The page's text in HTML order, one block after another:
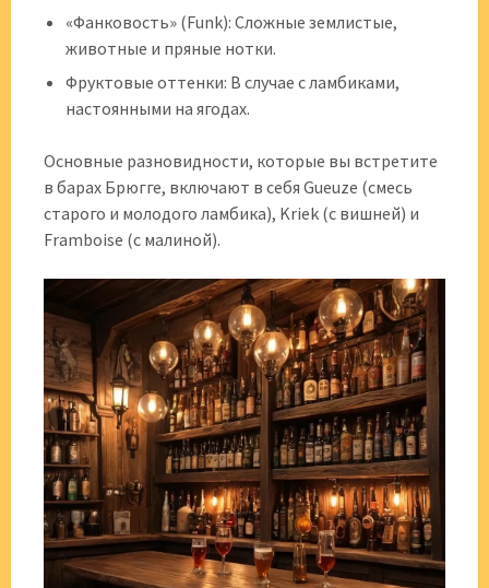
«Фанковость» (Funk): Сложные землистые,
животные и пряные нотки.
Фруктовые оттенки: В случае с ламбиками,
настоянными на ягодах.
Основные разновидности, которые вы встретите
в барах Брюгге, включают в себя Gueuze (смесь
старого и молодого ламбика), Kriek (с вишней) и
Framboise (с малиной).